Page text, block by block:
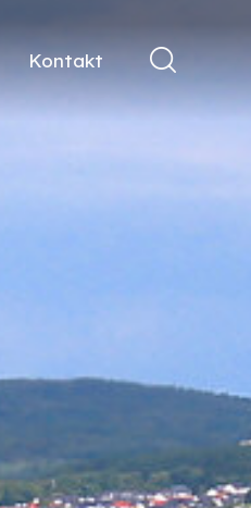
Kontakt